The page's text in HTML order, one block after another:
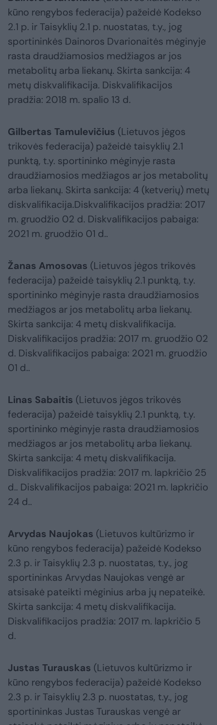
kūno rengybos federacija) pažeidė Kodekso
2.1 p. ir Taisyklių 2.1 p. nuostatas, t.y., jog
sportininkės Dainoros Dvarionaitės mėginyje
rasta draudžiamosios medžiagos ar jos
metabolitų arba liekanų. Skirta sankcija: 4
metų diskvalifikacija. Diskvalifikacijos
pradžia: 2018 m. spalio 13 d.
Gilbertas Tamulevičius (Lietuvos jėgos
trikovės federacija) pažeidė taisyklių 2.1
punktą, t.y. sportininko mėginyje rasta
draudžiamosios medžiagos ar jos metabolitų
arba liekanų. Skirta sankcija: 4 (ketverių) metų
diskvalifikacija.Diskvalifikacijos pradžia: 2017
m. gruodžio 02 d. Diskvalifikacijos pabaiga:
2021 m. gruodžio 01 d..
Žanas Amosovas (Lietuvos jėgos trikovės
federacija) pažeidė taisyklių 2.1 punktą, t.y.
sportininko mėginyje rasta draudžiamosios
medžiagos ar jos metabolitų arba liekanų.
Skirta sankcija: 4 metų diskvalifikacija.
Diskvalifikacijos pradžia: 2017 m. gruodžio 02
d. Diskvalifikacijos pabaiga: 2021 m. gruodžio
01 d..
Linas Sabaitis (Lietuvos jėgos trikovės
federacija) pažeidė taisyklių 2.1 punktą, t.y.
sportininko mėginyje rasta draudžiamosios
medžiagos ar jos metabolitų arba liekanų.
Skirta sankcija: 4 metų diskvalifikacija.
Diskvalifikacijos pradžia: 2017 m. lapkričio 25
d.. Diskvalifikacijos pabaiga: 2021 m. lapkričio
24 d..
Arvydas Naujokas (Lietuvos kultūrizmo ir
kūno rengybos federacija) pažeidė Kodekso
2.3 p. ir Taisyklių 2.3 p. nuostatas, t.y., jog
sportininkas Arvydas Naujokas vengė ar
atsisakė pateikti mėginius arba jų nepateikė.
Skirta sankcija: 4 metų diskvalifikacija.
Diskvalifikacijos pradžia: 2017 m. lapkričio 5
d.
Justas Turauskas (Lietuvos kultūrizmo ir
kūno rengybos federacija) pažeidė Kodekso
2.3 p. ir Taisyklių 2.3 p. nuostatas, t.y., jog
sportininkas Justas Turauskas vengė ar